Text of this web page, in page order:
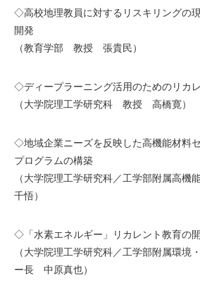
◇高校地理教員に対するリスキリングの
開発
（教育学部 教授 張貴民）
◇ディープラーニング活用のためのリカ
（大学院理工学研究科 教授 高橋寛）
◇地域企業ニーズを反映した高機能材料
プログラムの構築
（大学院理工学研究科／工学部附属高
千悟）
◇「水素エネルギー」リカレント教育の
（大学院理工学研究科／工学部附属環境
ー長 中原真也）